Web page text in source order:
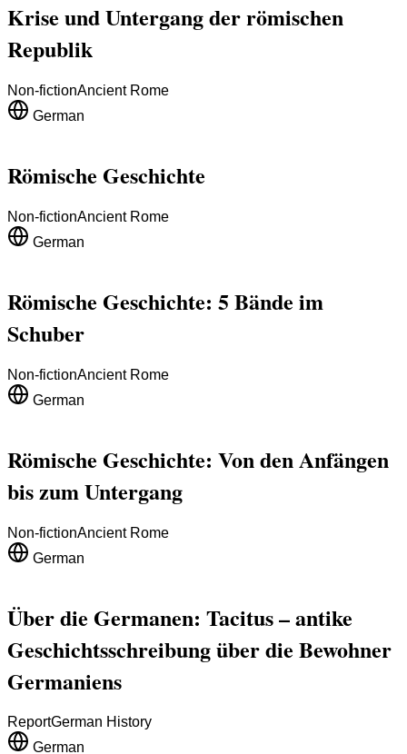
Krise und Untergang der römischen
Republik
Non-fictionAncient Rome
German
Römische Geschichte
Non-fictionAncient Rome
German
Römische Geschichte: 5 Bände im
Schuber
Non-fictionAncient Rome
German
Römische Geschichte: Von den Anfängen
bis zum Untergang
Non-fictionAncient Rome
German
Über die Germanen: Tacitus – antike
Geschichtsschreibung über die Bewohner
Germaniens
ReportGerman History
German